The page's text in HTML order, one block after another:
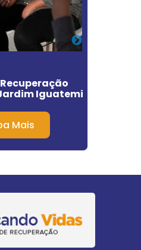
Iguatemi
Mais